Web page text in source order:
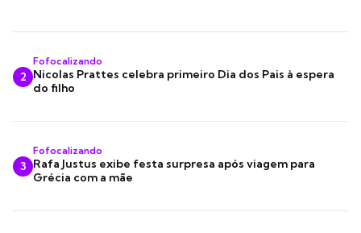
2
Fofocalizando
Nicolas Prattes celebra primeiro Dia dos Pais à espera
do filho
3
Fofocalizando
Rafa Justus exibe festa surpresa após viagem para
Grécia com a mãe